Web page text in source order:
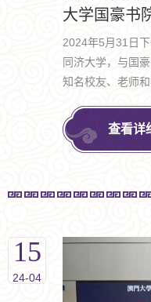
大学国豪书
2024年5月31日
同济大学，与国
知名校友、老师
分，旨在增进双
推进书院制教育的
查看详
15
24-04